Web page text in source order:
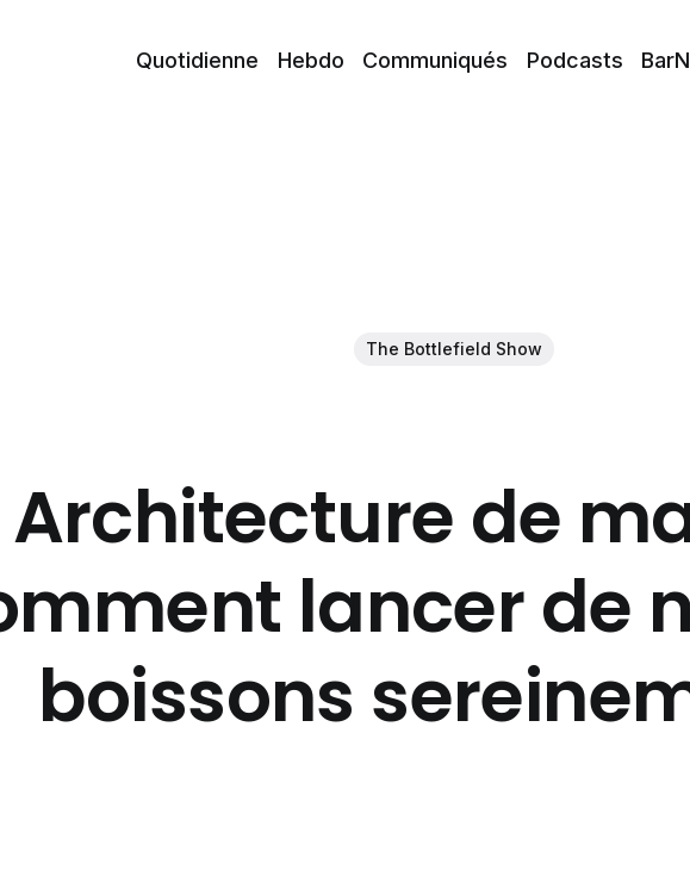
Quotidienne Hebdo Communiqués Podcasts
The Bottlefield Show
Architecture de
lancer de
boissons